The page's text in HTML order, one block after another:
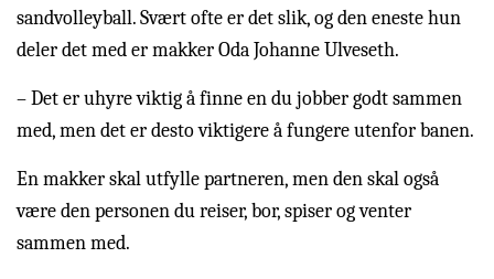
sandvolleyball. Svært ofte er det slik, og den eneste hun
deler det med er makker Oda Johanne Ulveseth.
– Det er uhyre viktig å finne en du jobber godt sammen
med, men det er desto viktigere å fungere utenfor banen.
En makker skal utfylle partneren, men den skal også
være den personen du reiser, bor, spiser og venter
sammen med.